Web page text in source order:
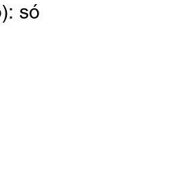
só